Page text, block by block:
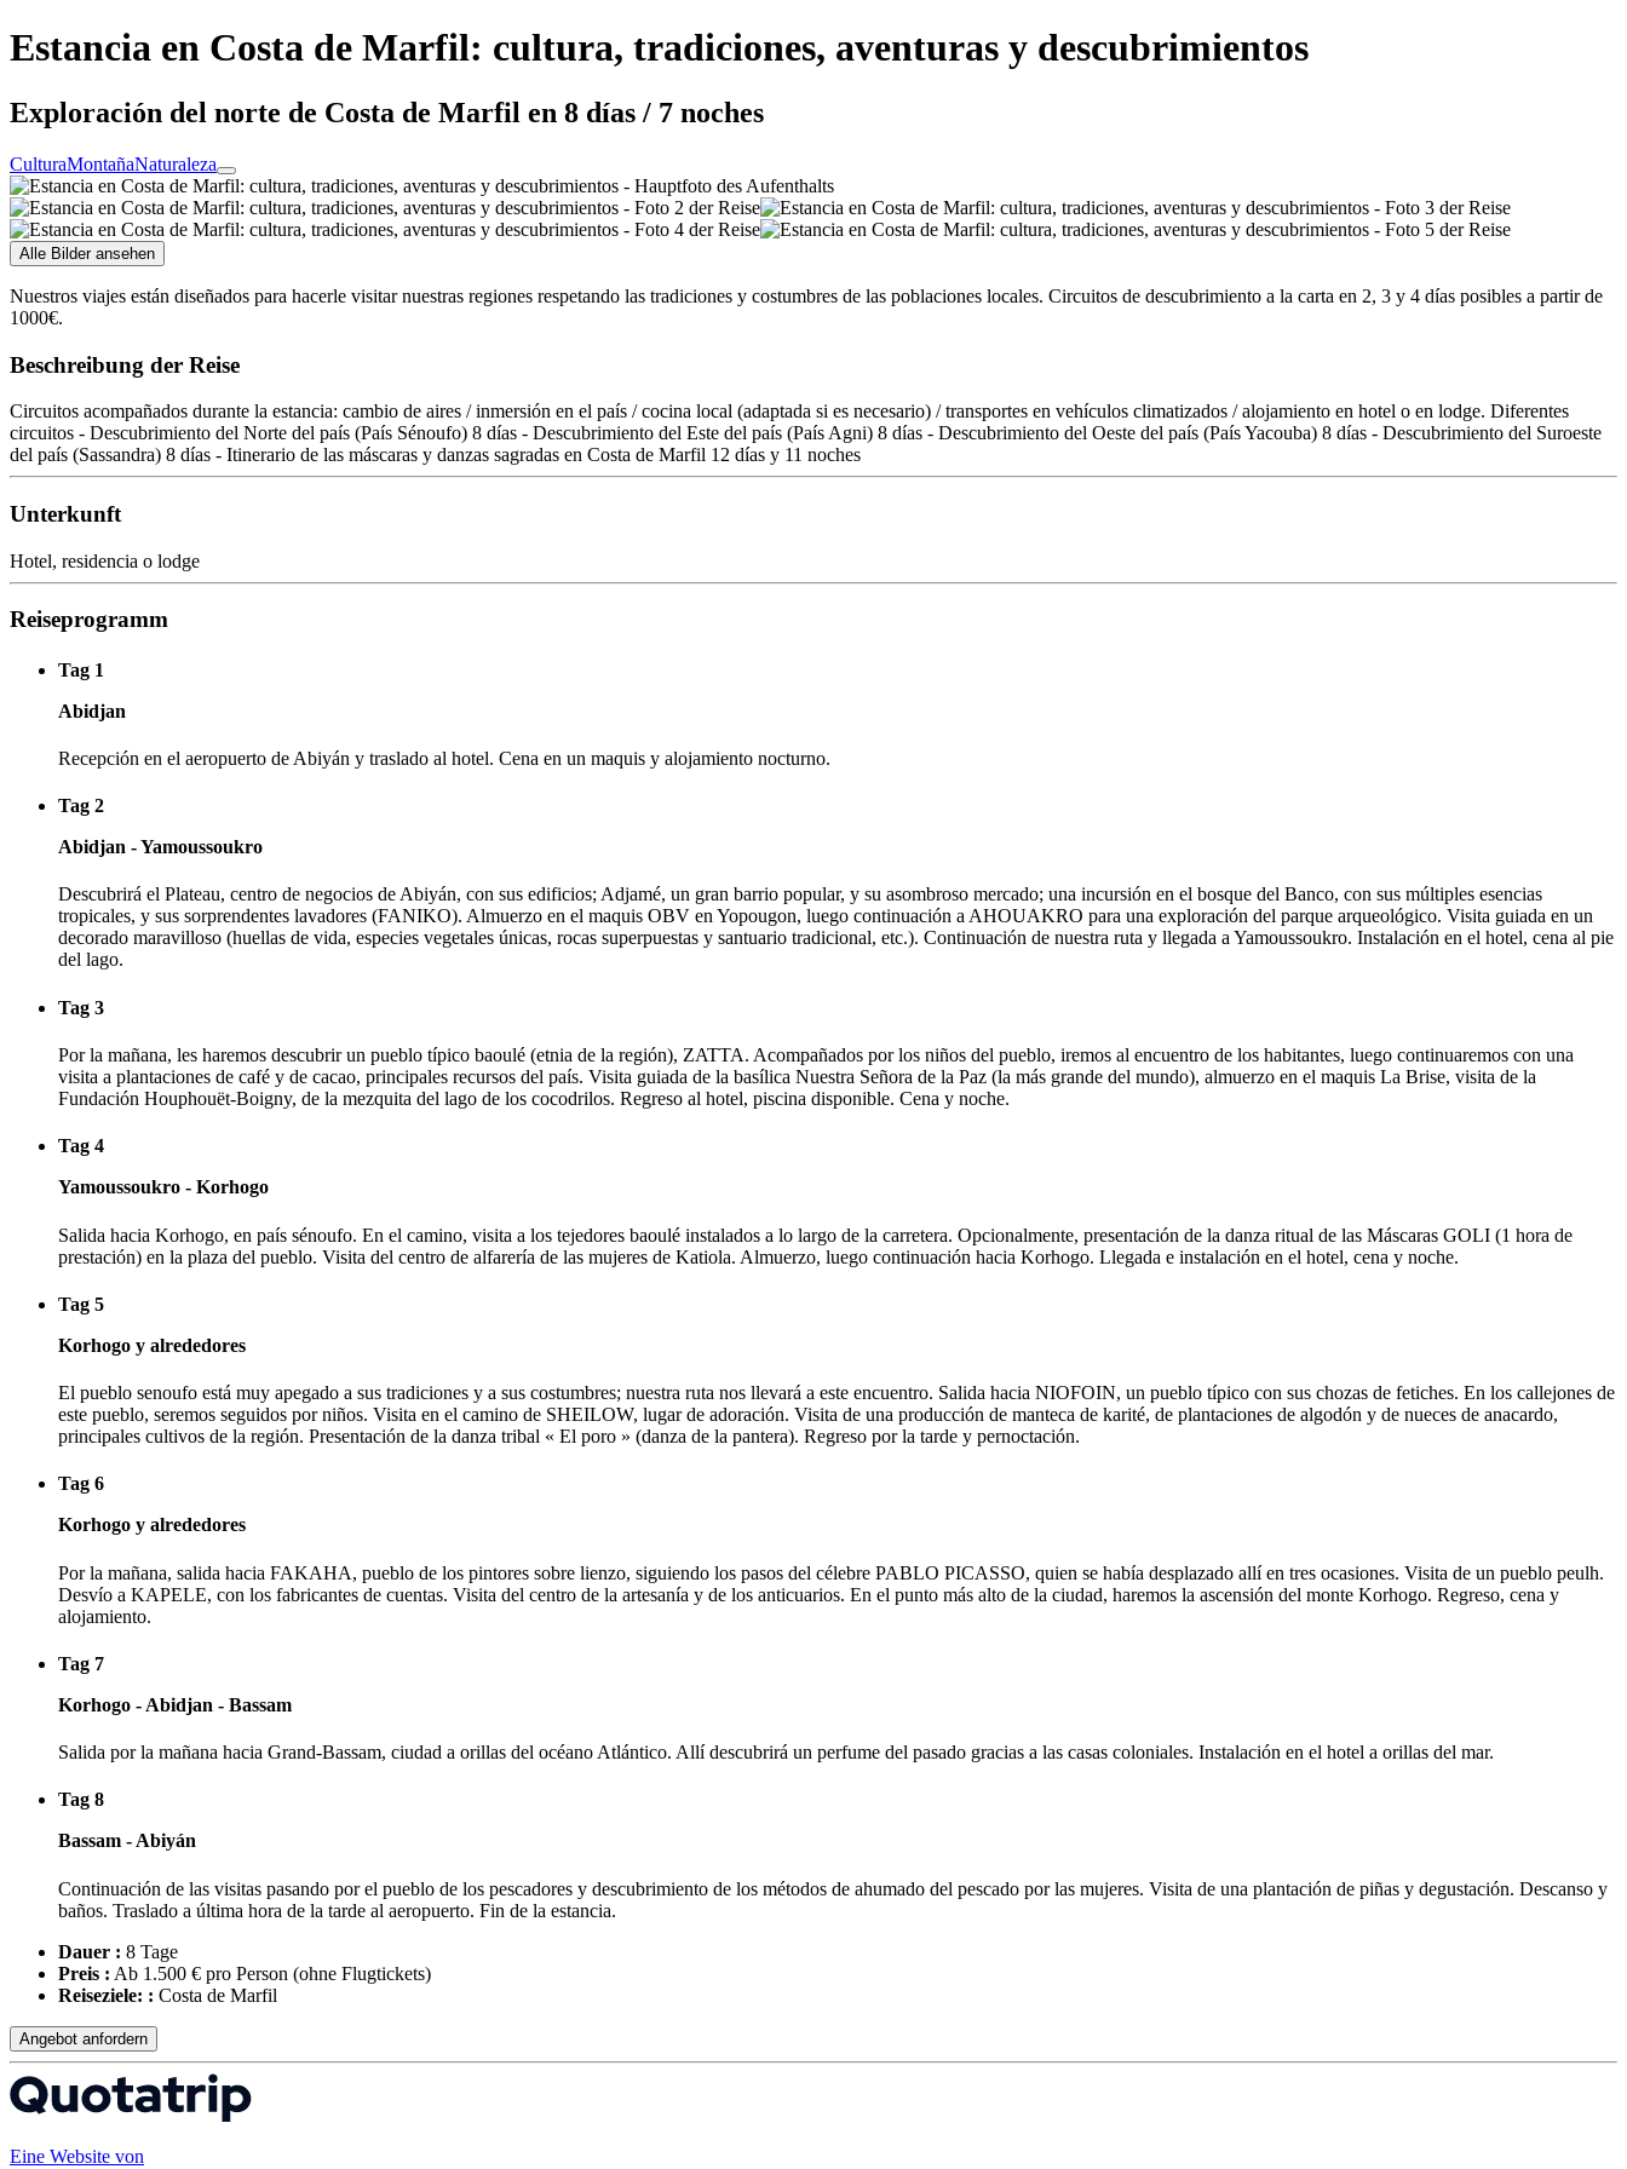
Estancia en Costa de Marfil: cultura, tradiciones, aventuras y descubrimientos
Exploración del norte de Costa de Marfil en 8 días / 7 noches
CulturaMontañaNaturaleza
Alle Bilder ansehen
Nuestros viajes están diseñados para hacerle visitar nuestras regiones respetando las tradiciones y costumbres de las poblaciones locales. Circuitos de descubrimiento a la carta en 2, 3 y 4 días posibles a partir de
1000€.
Beschreibung der Reise
Circuitos acompañados durante la estancia: cambio de aires / inmersión en el país / cocina local (adaptada si es necesario) / transportes en vehículos climatizados / alojamiento en hotel o en lodge. Diferentes
circuitos - Descubrimiento del Norte del país (País Sénoufo) 8 días - Descubrimiento del Este del país (País Agni) 8 días - Descubrimiento del Oeste del país (País Yacouba) 8 días - Descubrimiento del Suroeste
del país (Sassandra) 8 días - Itinerario de las máscaras y danzas sagradas en Costa de Marfil 12 días y 11 noches
Unterkunft
Hotel, residencia o lodge
Reiseprogramm
Tag 1
Abidjan
Recepción en el aeropuerto de Abiyán y traslado al hotel. Cena en un maquis y alojamiento nocturno.
Tag 2
Abidjan - Yamoussoukro
Descubrirá el Plateau, centro de negocios de Abiyán, con sus edificios; Adjamé, un gran barrio popular, y su asombroso mercado; una incursión en el bosque del Banco, con sus múltiples esencias
tropicales, y sus sorprendentes lavadores (FANIKO). Almuerzo en el maquis OBV en Yopougon, luego continuación a AHOUAKRO para una exploración del parque arqueológico. Visita guiada en un
decorado maravilloso (huellas de vida, especies vegetales únicas, rocas superpuestas y santuario tradicional, etc.). Continuación de nuestra ruta y llegada a Yamoussoukro. Instalación en el hotel, cena al pie
del lago.
Tag 3
Por la mañana, les haremos descubrir un pueblo típico baoulé (etnia de la región), ZATTA. Acompañados por los niños del pueblo, iremos al encuentro de los habitantes, luego continuaremos con una
visita a plantaciones de café y de cacao, principales recursos del país. Visita guiada de la basílica Nuestra Señora de la Paz (la más grande del mundo), almuerzo en el maquis La Brise, visita de la
Fundación Houphouët-Boigny, de la mezquita del lago de los cocodrilos. Regreso al hotel, piscina disponible. Cena y noche.
Tag 4
Yamoussoukro - Korhogo
Salida hacia Korhogo, en país sénoufo. En el camino, visita a los tejedores baoulé instalados a lo largo de la carretera. Opcionalmente, presentación de la danza ritual de las Máscaras GOLI (1 hora de
prestación) en la plaza del pueblo. Visita del centro de alfarería de las mujeres de Katiola. Almuerzo, luego continuación hacia Korhogo. Llegada e instalación en el hotel, cena y noche.
Tag 5
Korhogo y alrededores
El pueblo senoufo está muy apegado a sus tradiciones y a sus costumbres; nuestra ruta nos llevará a este encuentro. Salida hacia NIOFOIN, un pueblo típico con sus chozas de fetiches. En los callejones de
este pueblo, seremos seguidos por niños. Visita en el camino de SHEILOW, lugar de adoración. Visita de una producción de manteca de karité, de plantaciones de algodón y de nueces de anacardo,
principales cultivos de la región. Presentación de la danza tribal « El poro » (danza de la pantera). Regreso por la tarde y pernoctación.
Tag 6
Korhogo y alrededores
Por la mañana, salida hacia FAKAHA, pueblo de los pintores sobre lienzo, siguiendo los pasos del célebre PABLO PICASSO, quien se había desplazado allí en tres ocasiones. Visita de un pueblo peulh.
Desvío a KAPELE, con los fabricantes de cuentas. Visita del centro de la artesanía y de los anticuarios. En el punto más alto de la ciudad, haremos la ascensión del monte Korhogo. Regreso, cena y
alojamiento.
Tag 7
Korhogo - Abidjan - Bassam
Salida por la mañana hacia Grand-Bassam, ciudad a orillas del océano Atlántico. Allí descubrirá un perfume del pasado gracias a las casas coloniales. Instalación en el hotel a orillas del mar.
Tag 8
Bassam - Abiyán
Continuación de las visitas pasando por el pueblo de los pescadores y descubrimiento de los métodos de ahumado del pescado por las mujeres. Visita de una plantación de piñas y degustación. Descanso y
baños. Traslado a última hora de la tarde al aeropuerto. Fin de la estancia.
Dauer : 8 Tage
Preis : Ab 1.500 € pro Person (ohne Flugtickets)
Reiseziele: : Costa de Marfil
Angebot anfordern
Eine Website von